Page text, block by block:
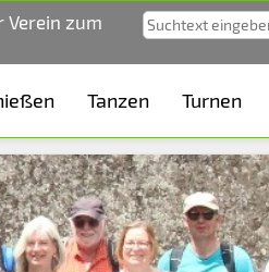
Verein zum
Tanzen Turnen